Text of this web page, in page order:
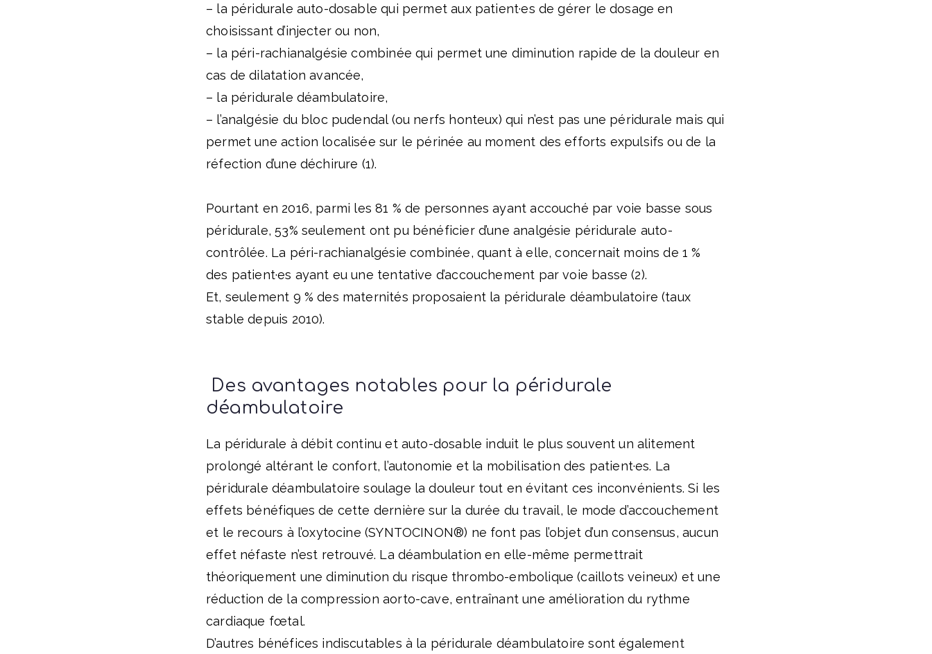
– la péridurale auto-dosable qui permet aux patient·es de gérer le dosage en
choisissant d’injecter ou non,
– la péri-rachianalgésie combinée qui permet une diminution rapide de la douleur en
cas de dilatation avancée,
– la péridurale déambulatoire,
– l’analgésie du bloc pudendal (ou nerfs honteux) qui n’est pas une péridurale mais qui
permet une action localisée sur le périnée au moment des efforts expulsifs ou de la
réfection d’une déchirure (1).
Pourtant en 2016, parmi les 81 % de personnes ayant accouché par voie basse sous
péridurale, 53% seulement ont pu bénéficier d’une analgésie péridurale auto-
contrôlée. La péri-rachianalgésie combinée, quant à elle, concernait moins de 1 %
des patient·es ayant eu une tentative d’accouchement par voie basse (2).
Et, seulement 9 % des maternités proposaient la péridurale déambulatoire (taux
stable depuis 2010).
Des avantages notables pour la péridurale
déambulatoire
La péridurale à débit continu et auto-dosable induit le plus souvent un alitement
prolongé altérant le confort, l’autonomie et la mobilisation des patient·es. La
péridurale déambulatoire soulage la douleur tout en évitant ces inconvénients. Si les
effets bénéfiques de cette dernière sur la durée du travail, le mode d’accouchement
et le recours à l’oxytocine (SYNTOCINON®) ne font pas l’objet d’un consensus, aucun
effet néfaste n’est retrouvé. La déambulation en elle-même permettrait
théoriquement une diminution du risque thrombo-embolique (caillots veineux) et une
réduction de la compression aorto-cave, entraînant une amélioration du rythme
cardiaque fœtal.
D’autres bénéfices indiscutables à la péridurale déambulatoire sont également